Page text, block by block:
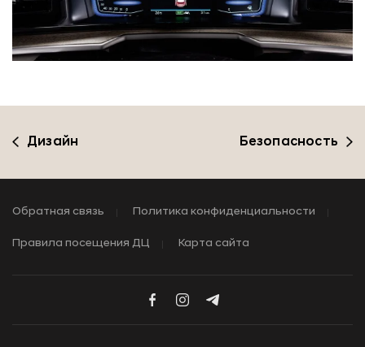
Дизайн Безопасность
Обратная связь Политика конфиденциальности
Правила посещения ДЦ Карта сайта